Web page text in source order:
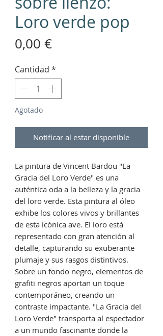
Loro verde pop
0,00 €Precio
Cantidad *
Agotado
Notificar al estar disponible
La pintura de Vincent Bardou "La
Gracia del Loro Verde" es una
auténtica oda a la belleza y la gracia
del loro verde. Esta pintura al óleo
exhibe los colores vivos y brillantes
de esta icónica ave. El loro está
representado con gran atención al
detalle, capturando su exuberante
plumaje y sus rasgos distintivos.
Sobre un fondo negro, elementos de
grafiti negros aportan un toque
contemporáneo, creando un
contraste impactante. "La Gracia del
Loro Verde" transporta al espectador
a un mundo fascinante donde la